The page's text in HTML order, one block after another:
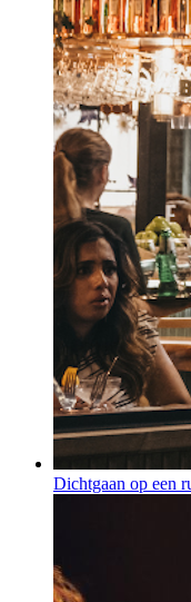
Dichtgaan op een